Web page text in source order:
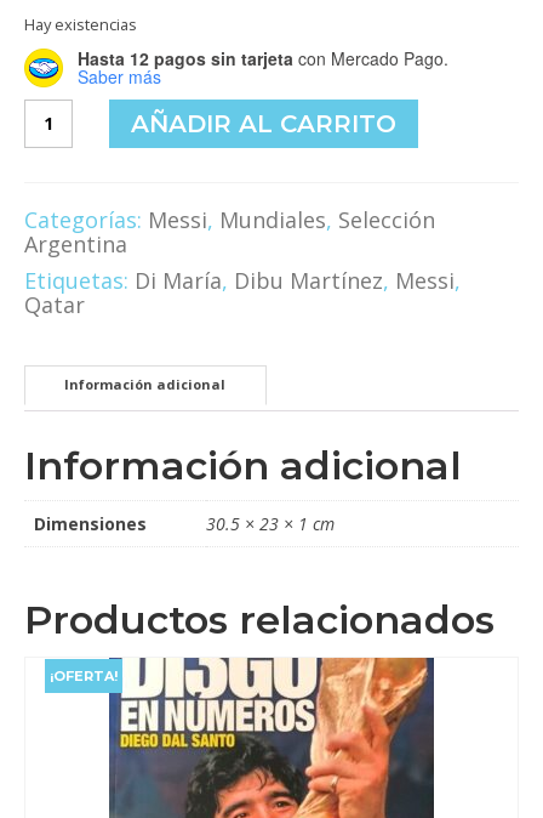
Hay existencias
Hasta 12 pagos sin tarjeta con Mercado Pago.
Saber más
camino
gloria
cantidad
AÑADIR AL CARRITO
Categorías: Messi, Mundiales, Selección
Argentina
Etiquetas: Di María, Dibu Martínez, Messi,
Qatar
Información adicional
Información adicional
Dimensiones 30.5 × 23 × 1 cm
Productos relacionados
¡OFERTA!